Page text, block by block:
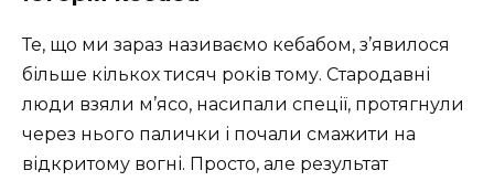
Те, що ми зараз називаємо кебабом, з’явилося
більше кількох тисяч років тому. Стародавні
люди взяли м’ясо, насипали спеції, протягнули
через нього палички і почали смажити на
відкритому вогні. Просто, але результат